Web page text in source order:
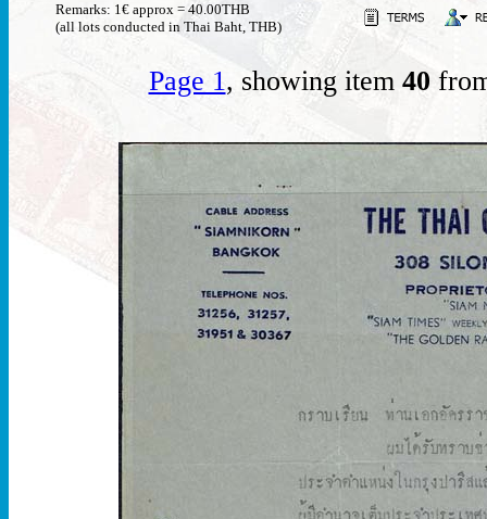
Remarks: 1€ approx = 40.00THB
(all lots conducted in Thai Baht, THB)
Page 1, showing item 40